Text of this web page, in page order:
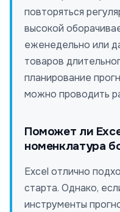
повторяться
высокой
еженедельно или
товаров
планирование
можно проводить
Поможет ли
номенклатура
Excel отлично
старта. Однако,
инструменты